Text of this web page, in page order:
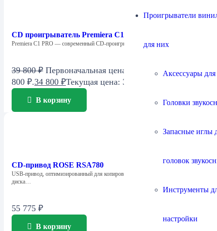
Проигрыватели
для них
Аксессуары
Головки
Запасные иглы
головок
Инструменты
настройки
CD проигрыватель Premiera C1 PRO
Premiera C1 PRO — современный CD-проигрыватель профессионального…
39 800₽ Первоначальная цена составляла 39
800 ₽.34 800 ₽Текущая цена: 34 800 ₽.
В корзину
CD-привод ROSE RSA780
USB-привод, оптимизированный для копирования музыкального компакт-
диска…
55 775 ₽
В корзину